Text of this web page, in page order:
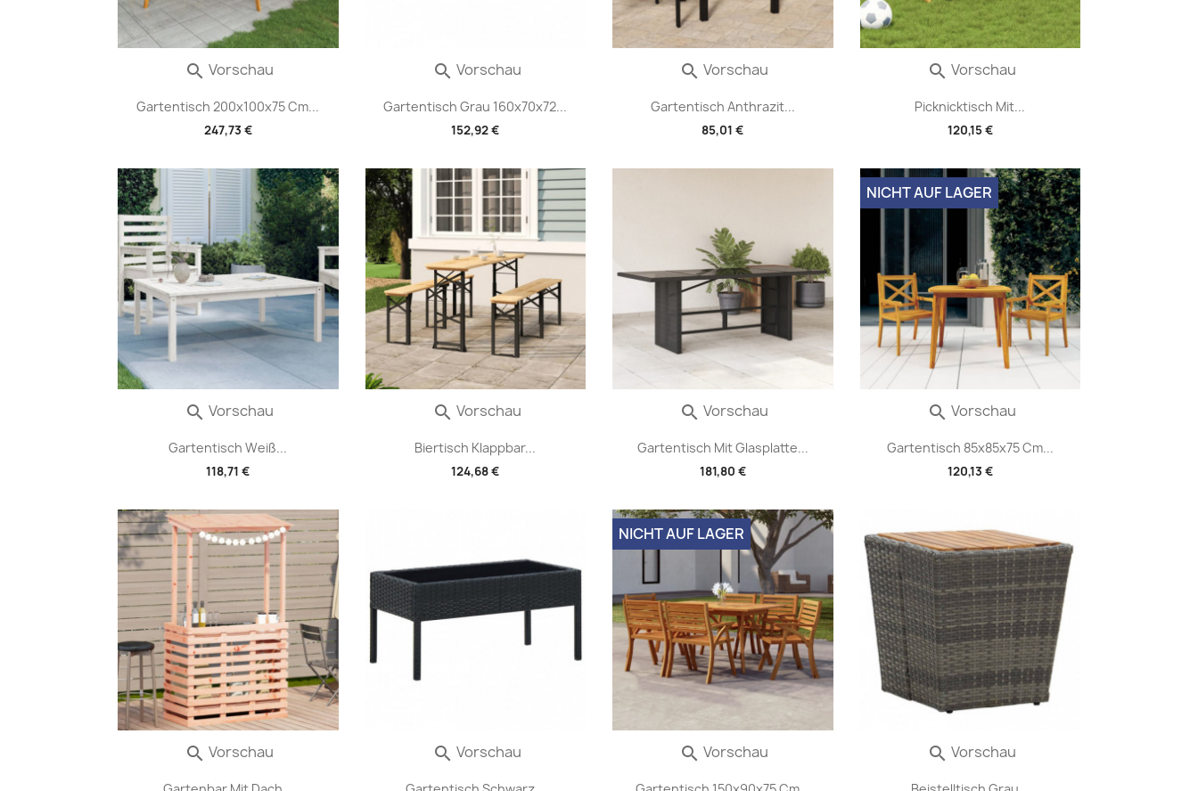
Gartentisch 200x100x75 Cm...
247,73 €
 Vorschau
Gartentisch Grau 160x70x72...
152,92 €
 Vorschau
Gartentisch Anthrazit...
85,01 €
 Vorschau
Picknicktisch Mit...
120,15 €
 Vorschau
Gartentisch Weiß...
118,71 €
 Vorschau
Biertisch Klappbar...
124,68 €
 Vorschau
Gartentisch Mit Glasplatte...
181,80 €
 Vorschau
Gartentisch 85x85x75 Cm...
120,13 €
NICHT AUF LAGER
 Vorschau
 Vorschau  Vorschau
NICHT AUF LAGER
 Vorschau  Vorschau